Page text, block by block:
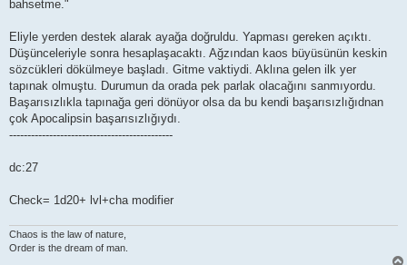
bahsetme."
Eliyle yerden destek alarak ayağa doğruldu. Yapması gereken açıktı.
Düşünceleriyle sonra hesaplaşacaktı. Ağzından kaos büyüsünün keskin
sözcükleri dökülmeye başladı. Gitme vaktiydi. Aklına gelen ilk yer
tapınak olmuştu. Durumun da orada pek parlak olacağını sanmıyordu.
Başarısızlıkla tapınağa geri dönüyor olsa da bu kendi başarısızlığıdnan
çok Apocalipsin başarısızlığıydı.
---------------------------------------------
dc:27
Check= 1d20+ lvl+cha modifier
Chaos is the law of nature,
Order is the dream of man.